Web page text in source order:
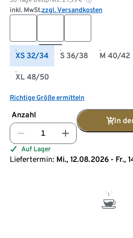
inkl. MwSt.zzgl. Versandkosten
XS 32/34 S 36/38 M 40/42
XL 48/50
Richtige Größe ermitteln
Anzahl
In
Auf Lager
Liefertermin: Mi., 12.08.2026 - Fr.,